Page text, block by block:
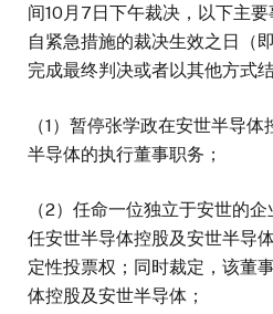
间10月7日下午裁决，以下主要
自紧急措施的裁决生效之日（
完成最终判决或者以其他方式结
（1）暂停张学政在安世半导
半导体的执行董事职务；
（2）任命一位独立于安世的
任安世半导体控股及安世半导
定性投票权；同时裁定，该董
体控股及安世半导体；